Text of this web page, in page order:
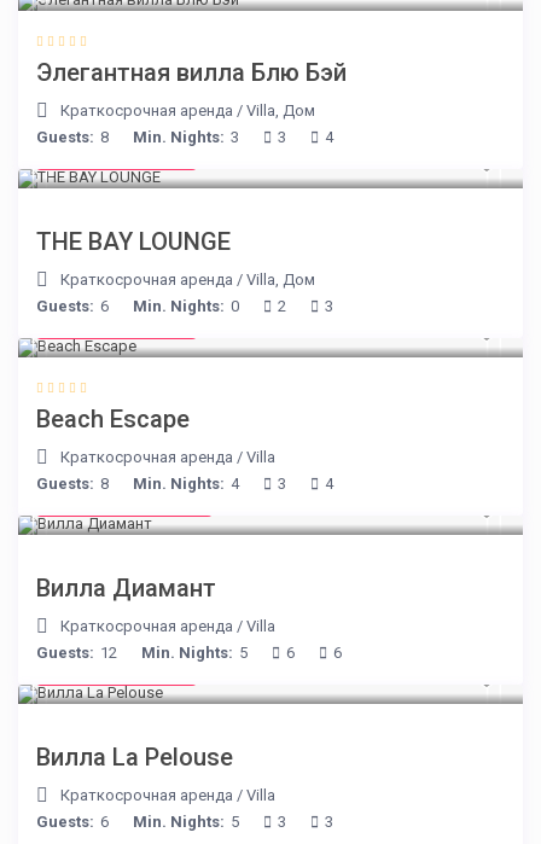
Элегантная вилла Блю Бэй
Краткосрочная аренда /Villa,Дом
Guests: 8 Min. Nights: 3 3 4
THE BAY LOUNGE
Краткосрочная аренда /Villa,Дом
Guests: 6 Min. Nights: 0 2 3
Beach Escape
Краткосрочная аренда /Villa
Guests: 8 Min. Nights: 4 3 4
Вилла Диамант
Краткосрочная аренда /Villa
Guests: 12 Min. Nights: 5 6 6
Вилла La Pelouse
Краткосрочная аренда /Villa
Guests: 6 Min. Nights: 5 3 3